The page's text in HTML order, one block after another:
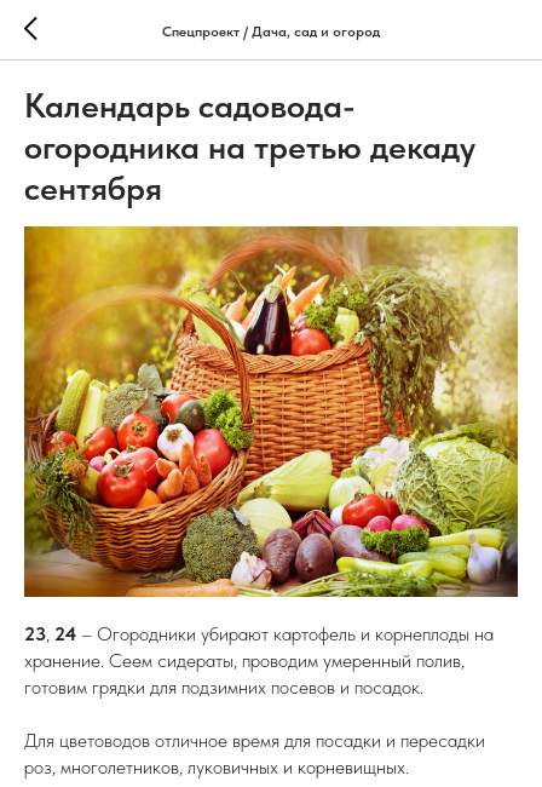
Спецпроект / Дача, сад и огород
Календарь садовода-
огородника на третью декаду
сентября
23, 24 – Огородники убирают картофель и корнеплоды на
хранение. Сеем сидераты, проводим умеренный полив,
готовим грядки для подзимних посевов и посадок.
Для цветоводов отличное время для посадки и пересадки
роз, многолетников, луковичных и корневищных.